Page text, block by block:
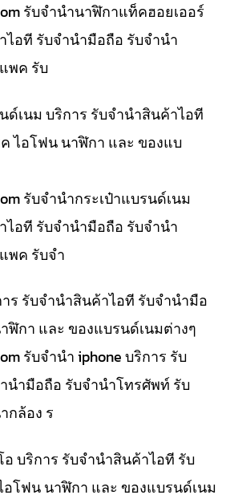
รับจำนำนาฬิกาแท็คฮอยเออร์
ไอที รับจำนำมือถือ รับจำนำ
พค รับ
ด์เนม บริการ รับจำนำสินค้าไอที
ไอโฟน นาฬิกา และ ของแบ
รับจำนำกระเป๋าแบรนด์เนม
ไอที รับจำนำมือถือ รับจำนำ
พค รับจำ
ร รับจำนำสินค้าไอที รับจำนำมือ
ฬิกา และ ของแบรนด์เนมต่างๆ
รับจำนำ iphone บริการ รับ
นำมือถือ รับจำนำโทรศัพท์ รับ
กล้อง ร
บริการ รับจำนำสินค้าไอที รับ
โฟน นาฬิกา และ ของแบรนด์เนม